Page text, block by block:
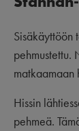
Sisäkäyttöön
pehmustettu.
matkaamaan
Hissin
pehmeä.